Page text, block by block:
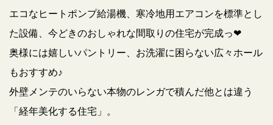
エコなヒートポンプ給湯機、寒冷地用エアコンを標準とし
た設備、今どきのおしゃれな間取りの住宅が完成っ❤
奥様には嬉しいパントリー、お洗濯に困らない広々ホール
もおすすめ♪
外壁メンテのいらない本物のレンガで積んだ他とは違う
「経年美化する住宅」。